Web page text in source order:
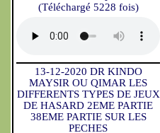
(Téléchargé 5228 fois)
13-12-2020 DR KINDO
MAYSIR OU QIMAR LES
DIFFERENTS TYPES DE JEUX
DE HASARD 2EME PARTIE
38EME PARTIE SUR LES
PECHES